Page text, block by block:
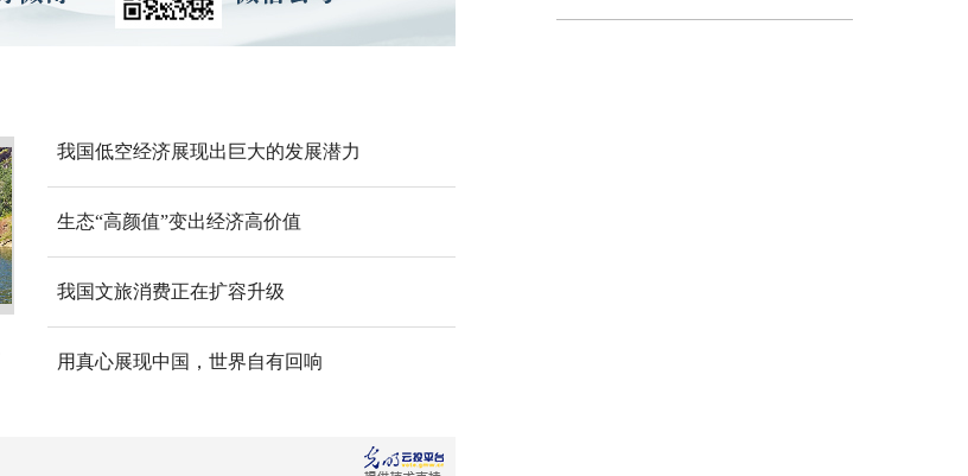
我国低空经济展现出巨大的发展潜力
生态“高颜值”变出经济高价值
我国文旅消费正在扩容升级
用真心展现中国，世界自有回响